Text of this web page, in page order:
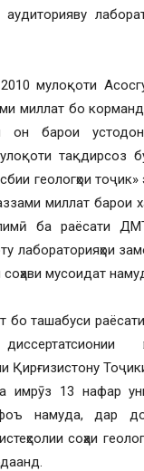
мулоқоти
миллат бо
он барои
тақдирсоз
геологҳои
миллат барои
ба раёсати
лабораторияҳои
соҳави мусоидат
бо ташабуси
Қирғизистону
13 нафар
намуда, дар
соҳаи